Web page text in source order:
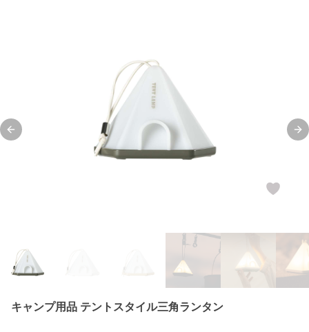
Previous slide
キャンプ用品 テントスタイル三角ランタン